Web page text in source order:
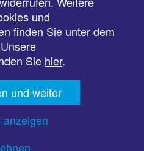
und
finden Sie unter dem
Sie hier.
und weiter
anzeigen